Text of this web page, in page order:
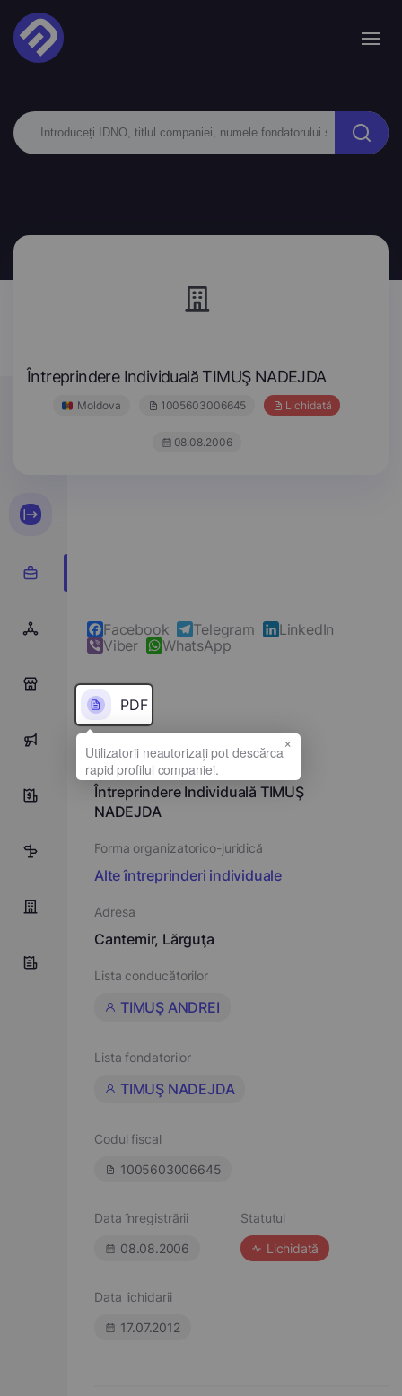
Întreprindere Individuală TIMUŞ NADEJDA
Moldova 1005603006645 Lichidată
08.08.2006
0
5
Facebook Telegram
LinkedIn
Viber
WhatsApp
PDF
Denumirea completă
Întreprindere Individuală TIMUŞ
NADEJDA
Forma organizatorico-juridică
Alte întreprinderi individuale
Adresa
Cantemir, Lărguţa
Lista conducătorilor
TIMUŞ ANDREI
Lista fondatorilor
TIMUŞ NADEJDA
Codul fiscal
1005603006645
Data înregistrării
08.08.2006
Statutul
Lichidată
Data lichidarii
17.07.2012
×